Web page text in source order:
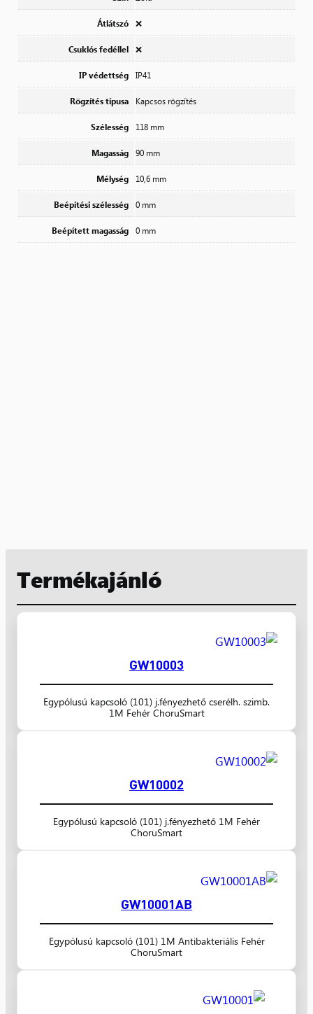
Átlátszó ❌
Csuklós fedéllel ❌
IP védettség IP41
Rögzítés típusa Kapcsos rögzítés
Szélesség 118 mm
Magasság 90 mm
Mélység 10,6 mm
Beépítési szélesség 0 mm
Beépített magasság 0 mm
Termékajánló
GW10003
Egypólusú kapcsoló (101) j.fényezhető cserélh. szimb.
1M Fehér ChoruSmart
GW10002
Egypólusú kapcsoló (101) j.fényezhető 1M Fehér
ChoruSmart
GW10001AB
Egypólusú kapcsoló (101) 1M Antibakteriális Fehér
ChoruSmart